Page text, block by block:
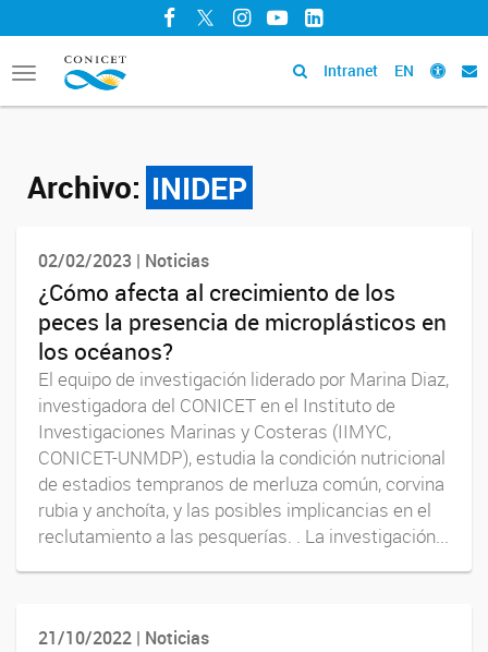
Facebook
TwitterInstagram
YouTubeLinkedIn
Toggle
navigation
Intranet EN
Archivo: INIDEP
02/02/2023 | Noticias
¿Cómo afecta al crecimiento de los
peces la presencia de microplásticos en
los océanos?
El equipo de investigación liderado por Marina Diaz,
investigadora del CONICET en el Instituto de
Investigaciones Marinas y Costeras (IIMYC,
CONICET-UNMDP), estudia la condición nutricional
de estadios tempranos de merluza común, corvina
rubia y anchoíta, y las posibles implicancias en el
reclutamiento a las pesquerías. . La investigación...
21/10/2022 | Noticias